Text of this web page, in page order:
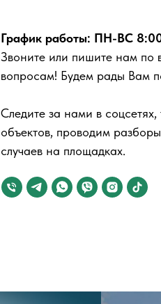
График работы: ПН-ВС
Звоните или пишите нам по
вопросам! Будем рады Вам
Следите за нами в
объектов, проводим
случаев на площадках.